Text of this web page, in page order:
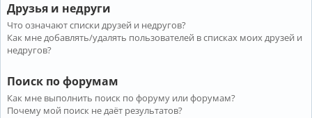
Друзья и недруги
Что означают списки друзей и недругов?
Как мне добавлять/удалять пользователей в списках моих друзей и
недругов?
Поиск по форумам
Как мне выполнить поиск по форуму или форумам?
Почему мой поиск не даёт результатов?